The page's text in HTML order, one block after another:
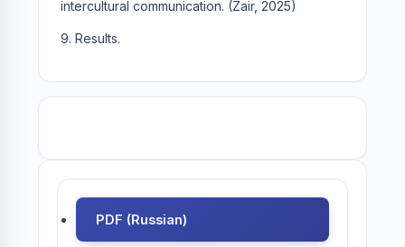
intercultural communication. (Zair, 2025)
9. Results.
PDF (Russian)